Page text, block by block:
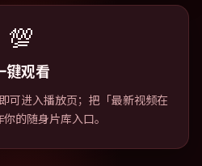
💯
键观看
可进入播放页；把「最新视频在
的随身片库入口。